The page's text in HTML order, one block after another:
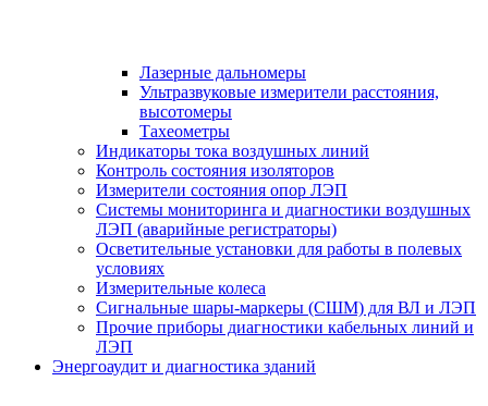
Лазерные дальномеры
Ультразвуковые измерители расстояния,
высотомеры
Тахеометры
Индикаторы тока воздушных линий
Контроль состояния изоляторов
Измерители состояния опор ЛЭП
Системы мониторинга и диагностики воздушных
ЛЭП (аварийные регистраторы)
Осветительные установки для работы в полевых
условиях
Измерительные колеса
Сигнальные шары-маркеры (СШМ) для ВЛ и ЛЭП
Прочие приборы диагностики кабельных линий и
ЛЭП
Энергоаудит и диагностика зданий